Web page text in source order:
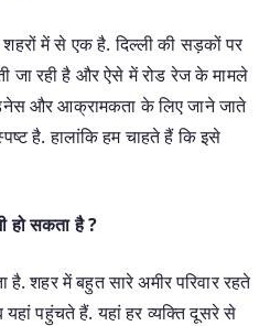
में से एक है. दिल्ली की सड़कों पर
जा रही है और ऐसे में रोड रेज के मामले
और आक्रामकता के लिए जाने जाते
है. हालांकि हम चाहते हैं कि इसे
हो सकता है ?
है. शहर में बहुत सारे अमीर परिवार रहते
पहुंचते हैं. यहां हर व्यक्ति दूसरे से